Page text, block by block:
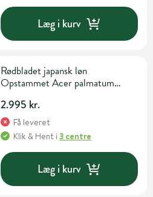
Læg i kurv
Rødbladet japansk løn
Opstammet Acer palmatum
100 cm
2.995 kr.
Få leveret
Klik & Hent i3 centre
Læg i kurv